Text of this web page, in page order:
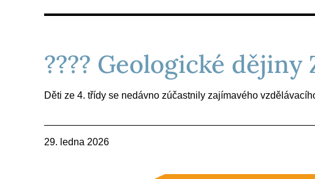
???? Geologické dějiny
Děti ze 4. třídy se nedávno zúčastnily zajímavého
29. ledna 2026